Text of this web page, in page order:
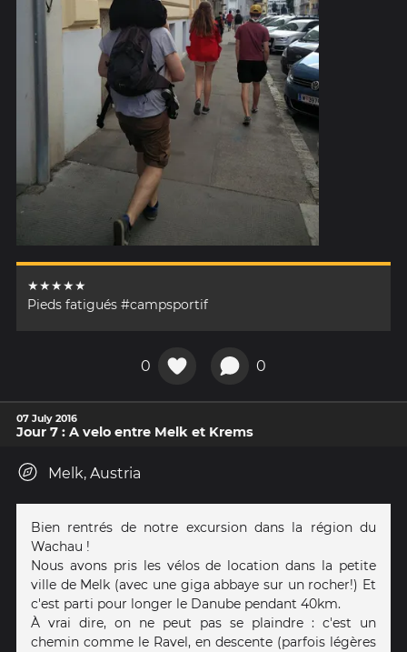
★★★★★
Pieds fatigués #campsportif
0 0
07 July 2016
Jour 7 : A velo entre Melk et Krems
Melk, Austria
Bien rentrés de notre excursion dans la région du
Wachau !
Nous avons pris les vélos de location dans la petite
ville de Melk (avec une giga abbaye sur un rocher!) Et
c'est parti pour longer le Danube pendant 40km.
À vrai dire, on ne peut pas se plaindre : c'est un
chemin comme le Ravel, en descente (parfois légères